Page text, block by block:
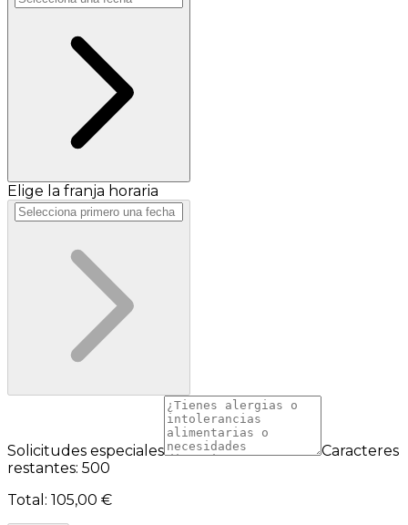
Elige la franja horaria
Solicitudes especiales
Caracteres
restantes: 500
Total : 105,00 €